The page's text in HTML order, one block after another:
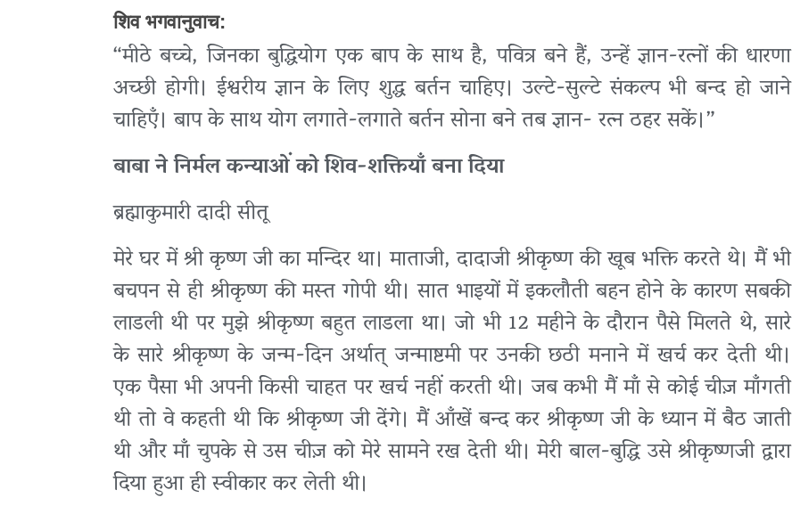
शिव भगवानुवाच:
“मीठे बच्चे, जिनका बुद्धियोग एक बाप के साथ है, पवित्र बने हैं, उन्हें ज्ञान-रत्नों की धारणा
अच्छी होगी। ईश्वरीय ज्ञान के लिए शुद्ध बर्तन चाहिए। उल्टे-सुल्टे संकल्प भी बन्द हो जाने
चाहिएँ। बाप के साथ योग लगाते-लगाते बर्तन सोना बने तब ज्ञान- रत्न ठहर सकें।”
बाबा ने निर्मल कन्याओं को शिव-शक्तियाँ बना दिया
ब्रह्माकुमारी दादी सीतू
मेरे घर में श्री कृष्ण जी का मन्दिर था। माताजी, दादाजी श्रीकृष्ण की खूब भक्ति करते थे। मैं भी
बचपन से ही श्रीकृष्ण की मस्त गोपी थी। सात भाइयों में इकलौती बहन होने के कारण सबकी
लाडली थी पर मुझे श्रीकृष्ण बहुत लाडला था। जो भी 12 महीने के दौरान पैसे मिलते थे, सारे
के सारे श्रीकृष्ण के जन्म-दिन अर्थात् जन्माष्टमी पर उनकी छठी मनाने में खर्च कर देती थी।
एक पैसा भी अपनी किसी चाहत पर खर्च नहीं करती थी। जब कभी मैं माँ से कोई चीज़ माँगती
थी तो वे कहती थी कि श्रीकृष्ण जी देंगे। मैं आँखें बन्द कर श्रीकृष्ण जी के ध्यान में बैठ जाती
थी और माँ चुपके से उस चीज़ को मेरे सामने रख देती थी। मेरी बाल-बुद्धि उसे श्रीकृष्णजी द्वारा
दिया हुआ ही स्वीकार कर लेती थी।